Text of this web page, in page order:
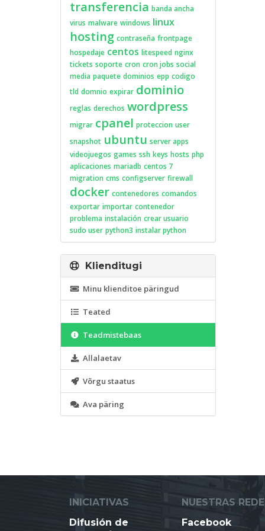
transferencia banda ancha
virus malware windows linux
hosting contraseña frontpage
hospedaje centos litespeed nginx
tickets soporte cron cron jobs social
media paquete dominios epp codigo
tld domnio expirar dominio
reglas derechos wordpress
migrar cpanel proteccion user
snapshot ubuntu server apps
videojuegos games ssh keys hosts php
aplicaciones mariadb centos 7
migration cms configserver firewall
docker contenedores comandos
exportar importar contenedor
problema instalación crear usuario
sudo user python3 instalar python
Klienditugi
Minu klienditoe päringud
Teated
Teadmistebaas
Allalaetav
Võrgu staatus
Ava päring
INICIATIVAS
Difusión de
NUESTRAS
Facebook